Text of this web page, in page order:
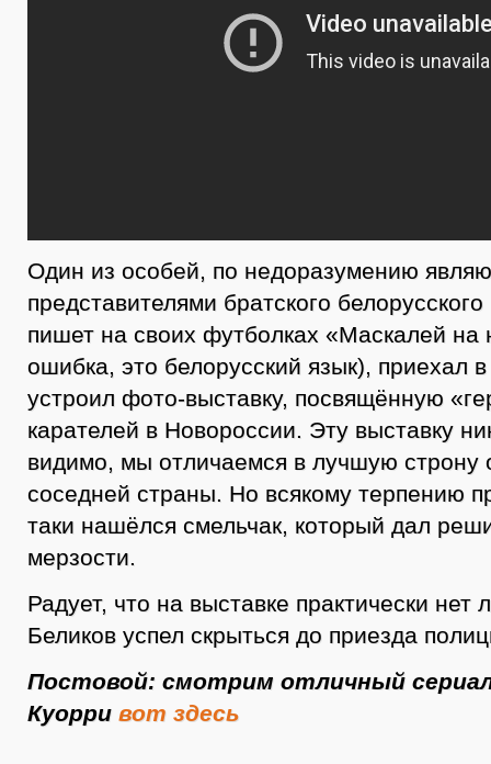
Один из особей, по недоразумению
представителями братского
пишет на своих футболках «Маскалей на
ошибка, это белорусский язык), приехал
устроил фото-выставку, посвящённую
карателей в Новороссии. Эту выставку
видимо, мы отличаемся в лучшую строну
соседней страны. Но всякому терпению
таки нашёлся смельчак, который дал
мерзости.
Радует, что на выставке практически нет
Беликов успел скрыться до приезда
Постовой: смотрим отличный
Куорри вот здесь